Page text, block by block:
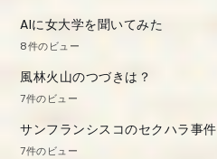
AIに女大学を聞いてみた
8件のビュー
風林火山のつづきは？
7件のビュー
サンフランシスコのセクハラ事件
7件のビュー